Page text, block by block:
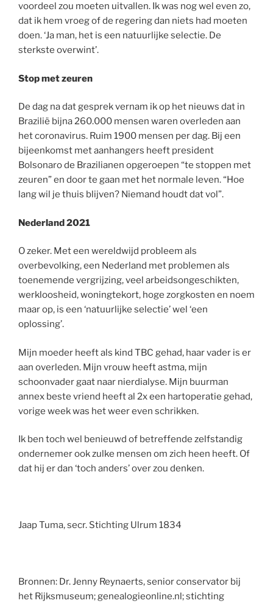
voordeel zou moeten uitvallen. Ik was nog wel even zo,
dat ik hem vroeg of de regering dan niets had moeten
doen. ‘Ja man, het is een natuurlijke selectie. De
sterkste overwint’.
Stop met zeuren
De dag na dat gesprek vernam ik op het nieuws dat in
Brazilië bijna 260.000 mensen waren overleden aan
het coronavirus. Ruim 1900 mensen per dag. Bij een
bijeenkomst met aanhangers heeft president
Bolsonaro de Brazilianen opgeroepen “te stoppen met
zeuren” en door te gaan met het normale leven. “Hoe
lang wil je thuis blijven? Niemand houdt dat vol”.
Nederland 2021
O zeker. Met een wereldwijd probleem als
overbevolking, een Nederland met problemen als
toenemende vergrijzing, veel arbeidsongeschikten,
werkloosheid, woningtekort, hoge zorgkosten en noem
maar op, is een ‘natuurlijke selectie’ wel ‘een
oplossing’.
Mijn moeder heeft als kind TBC gehad, haar vader is er
aan overleden. Mijn vrouw heeft astma, mijn
schoonvader gaat naar nierdialyse. Mijn buurman
annex beste vriend heeft al 2x een hartoperatie gehad,
vorige week was het weer even schrikken.
Ik ben toch wel benieuwd of betreffende zelfstandig
ondernemer ook zulke mensen om zich heen heeft. Of
dat hij er dan ‘toch anders’ over zou denken.
Jaap Tuma, secr. Stichting Ulrum 1834
Bronnen: Dr. Jenny Reynaerts, senior conservator bij
het Rijksmuseum; genealogieonline.nl; stichting